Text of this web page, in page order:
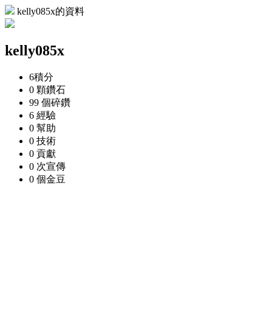
kelly085x的資料
kelly085x
6積分
0 顆鑽石
99 個碎鑽
6 經驗
0 幫助
0 技術
0 貢獻
0 次宣傳
0 個金豆